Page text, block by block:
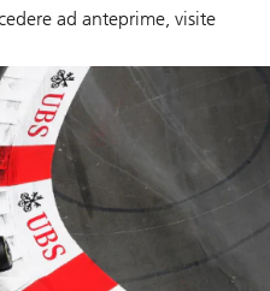
ad anteprime, visite